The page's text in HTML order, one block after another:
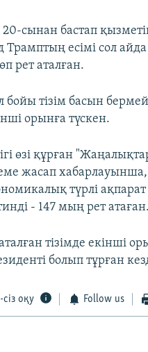
сынан бастап
Трамптың есімі сол
рет аталған.
тізім басын
орынға түскен.
өзі құрған
жасап
түрлі
- 147 мың рет
тізімде екінші
болып тұрған
сіз оқу Follow us